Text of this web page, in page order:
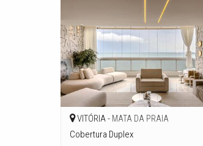
VITÓRIA - MATA DA PRAIA
Cobertura Duplex